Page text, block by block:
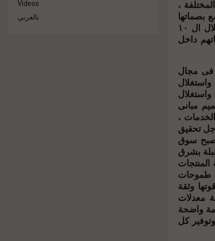
،
بصماتها
المبتكرة فى التصميمات والتنفيذ والتسليم قبل الجداول الزمنية المحددة ، خلال ال ١٠
داخل
فى مجال
مبانى
،
تحقيق
سوق
بشرق
المنتجات
طموحات
وثقة
معدلات
واضحة
كل
Videos
بالعربي